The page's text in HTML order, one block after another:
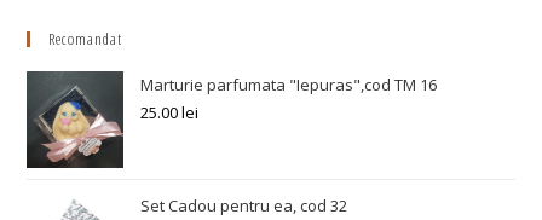
Recomandat
Marturie parfumata "Iepuras",cod TM 16
25.00lei
Set Cadou pentru ea, cod 32